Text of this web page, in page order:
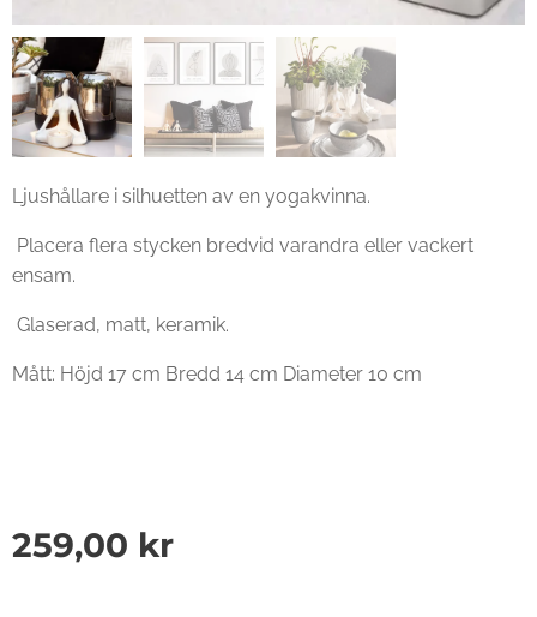
Ljushållare i silhuetten av en yogakvinna.
Placera flera stycken bredvid varandra eller vackert
ensam.
Glaserad, matt, keramik.
Mått: Höjd 17 cm Bredd 14 cm Diameter 10 cm
259,00 kr